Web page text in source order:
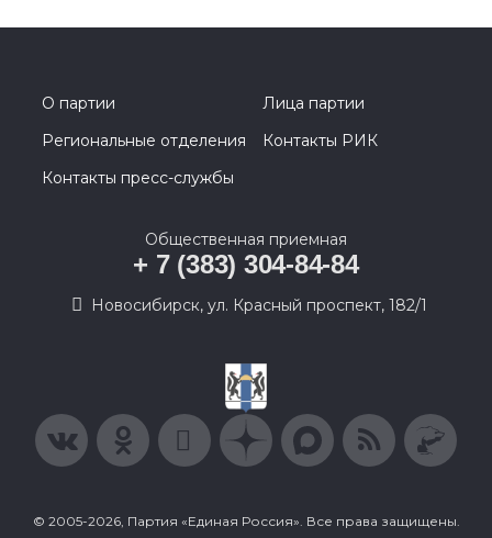
О партии
Лица партии
Региональные отделения
Контакты РИК
Контакты пресс-службы
Общественная приемная
+ 7 (383) 304-84-84
Новосибирск, ул. Красный проспект, 182/1
© 2005-2026, Партия «Единая Россия». Все права защищены.